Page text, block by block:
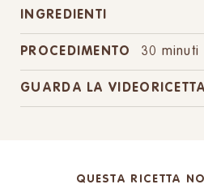
INGREDIENTI
PROCEDIMENTO 30 minuti
GUARDA LA VIDEORICETTA
QUESTA RICETTA